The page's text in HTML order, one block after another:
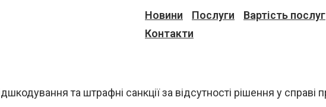
Новини Послуги Вартість послуг
Контакти